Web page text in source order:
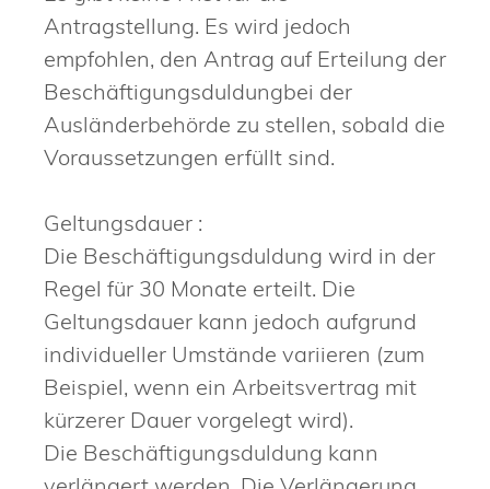
Antragstellung. Es wird jedoch
empfohlen, den Antrag auf Erteilung der
Beschäftigungsduldungbei der
Ausländerbehörde zu stellen, sobald die
Voraussetzungen erfüllt sind.
Geltungsdauer :
Die Beschäftigungsduldung wird in der
Regel für 30 Monate erteilt. Die
Geltungsdauer kann jedoch aufgrund
individueller Umstände variieren (zum
Beispiel, wenn ein Arbeitsvertrag mit
kürzerer Dauer vorgelegt wird).
Die Beschäftigungsduldung kann